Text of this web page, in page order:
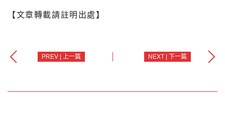
【文章轉載請註明出處】
PREV | 上一篇 NEXT | 下一篇